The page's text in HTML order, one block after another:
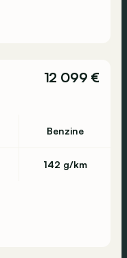
12 099 €
Benzine
142 g/km